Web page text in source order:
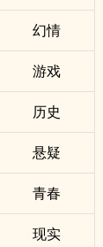
幻情
游戏
历史
悬疑
青春
现实